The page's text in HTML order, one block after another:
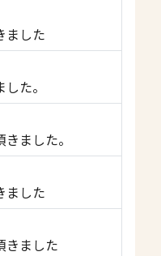
ました
た。
ました。
ました
きました